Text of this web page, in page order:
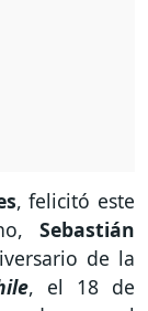
, felicitó este
Sebastián
de la
, el 18 de